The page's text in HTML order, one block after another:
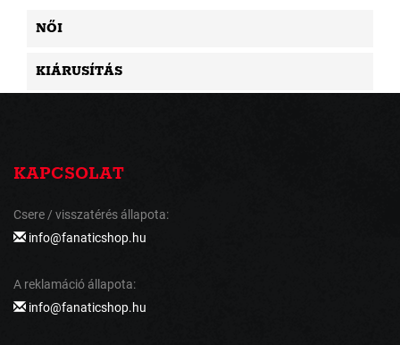
NŐI
KIÁRUSÍTÁS
KAPCSOLAT
Csere / visszatérés állapota:
info@fanaticshop.hu
A reklamáció állapota:
info@fanaticshop.hu